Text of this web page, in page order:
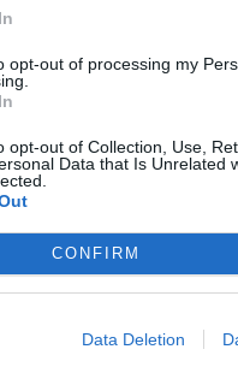
opt-out of processing my
opt-out of Collection, Use,
Data that Is Unrelated
CONFIRM
Data Deletion
7 ročného
z celej oblasti
povedala: ,,Už sa